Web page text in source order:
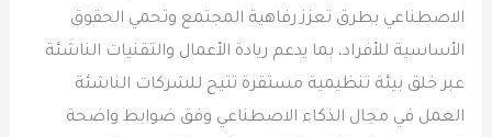
الاصطناعي بطرق تعزز رفاهية المجتمع وتحمي الحقوق
الأساسية للأفراد، بما يدعم ريادة الأعمال والتقنيات الناشئة
عبر خلق بيئة تنظيمية مستقرة تتيح للشركات الناشئة
العمل في مجال الذكاء الاصطناعي وفق ضوابط واضحة